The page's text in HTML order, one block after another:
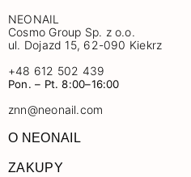
NEONAIL
Cosmo Group Sp. z o.o.
ul. Dojazd 15, 62-090 Kiekrz
+48 612 502 439
Pon. – Pt. 8:00–16:00
znn@neonail.com
O NEONAIL
ZAKUPY